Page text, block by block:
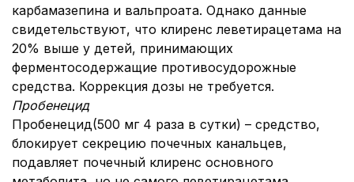
карбамазепина и вальпроата. Однако данные
свидетельствуют, что клиренс леветирацетама на
20% выше у детей, принимающих
ферментосодержащие противосудорожные
средства. Коррекция дозы не требуется.
Пробенецид
Пробенецид(500 мг 4 раза в сутки) – средство,
блокирует секрецию почечных канальцев,
подавляет почечный клиренс основного